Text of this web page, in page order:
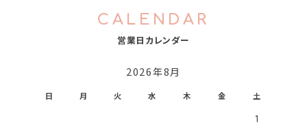
CALENDAR
営業日カレンダー
2026年8月
日 月 火 水 木 金 土
1